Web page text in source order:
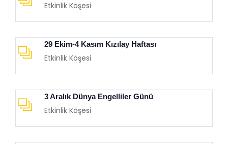
Etkinlik Köşesi
29 Ekim-4 Kasım Kızılay Haftası
Etkinlik Köşesi
3 Aralık Dünya Engelliler Günü
Etkinlik Köşesi